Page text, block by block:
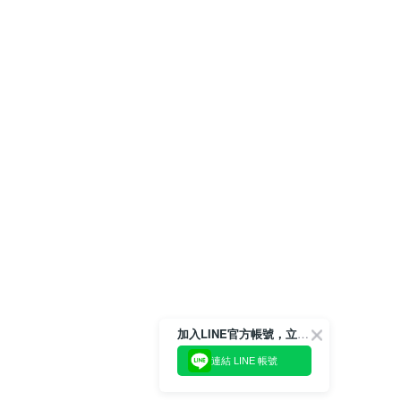
加入LINE官方帳號，立即獲得$100購物金!
連結 LINE 帳號